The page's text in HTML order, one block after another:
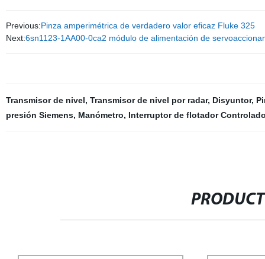
Previous:Pinza amperimétrica de verdadero valor eficaz Fluke 325
Next:6sn1123-1AA00-0ca2 módulo de alimentación de
Transmisor de nivel, Transmisor de nivel por radar, Disyuntor,
presión Siemens, Manómetro, Interruptor de flotador